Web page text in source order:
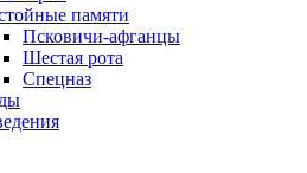
памяти
Псковичи-афганцы
Шестая рота
Спецназ